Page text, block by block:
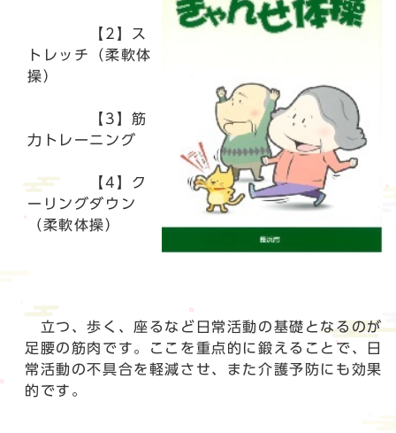
【2】ス
トレッチ（柔軟体
操）
【3】筋
力トレーニング
【4】ク
ーリングダウン
（柔軟体操）
立つ、歩く、座るなど日常活動の基礎となるのが
足腰の筋肉です。ここを重点的に鍛えることで、日
常活動の不具合を軽減させ、また介護予防にも効果
的です。